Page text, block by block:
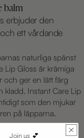
balm
erbjuder den
ett vårdande
naturliga spänst
Lip Gloss är krämiga
och ger en lätt färg
kladd. Instant Care Lip
som den mjukar
på läpparna.
Join us 💕